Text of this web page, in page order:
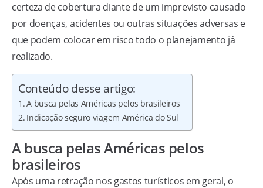
certeza de cobertura diante de um imprevisto causado
por doenças, acidentes ou outras situações adversas e
que podem colocar em risco todo o planejamento já
realizado.
Conteúdo desse artigo:
A busca pelas Américas pelos brasileiros
Indicação seguro viagem América do Sul
A busca pelas Américas pelos
brasileiros
Após uma retração nos gastos turísticos em geral, o